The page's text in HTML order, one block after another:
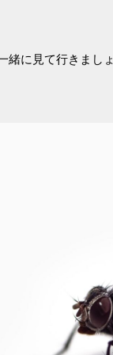
緒に見て行きまし